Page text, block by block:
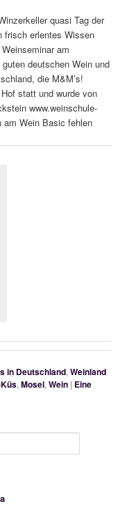
quasi Tag der
frisch erlentes Wissen
am
deutschen Wein und
die M&M’s!
statt und wurde von
www.weinschule-
am Wein Basic fehlen
in Deutschland,Weinland
,Mosel,Wein | Eine